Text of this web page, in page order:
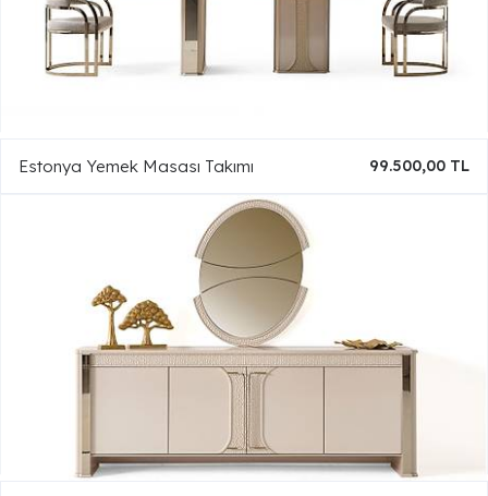
Estonya Yemek Masası Takımı 99.500,00 TL